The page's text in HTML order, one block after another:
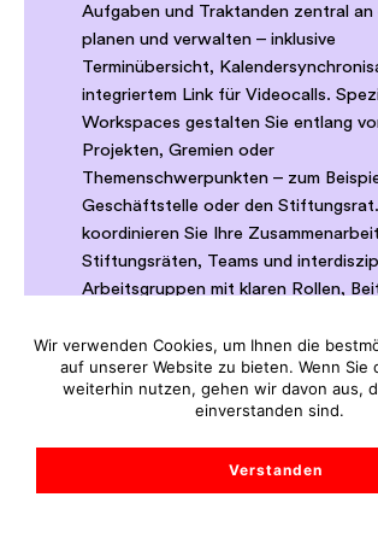
Aufgaben und Traktanden zentral an
planen und verwalten – inklusive
Terminübersicht,
integriertem Link für Videocalls.
Workspaces gestalten Sie entlang
Projekten, Gremien oder
Themenschwerpunkten – zum
Geschäftstelle oder den
koordinieren Sie Ihre
Stiftungsräten, Teams und
Arbeitsgruppen mit klaren Rollen,
optionale KI-Assistent hilft Ihnen bei
Zusammenfassungen von Dossiers
Verfassen von Empfehlungen, damit
Wir verwenden Cookies, um Ihnen die
auf unserer Website zu bieten. Wenn Sie
weiterhin nutzen, gehen wir davon aus,
einverstanden sind.
Verstanden